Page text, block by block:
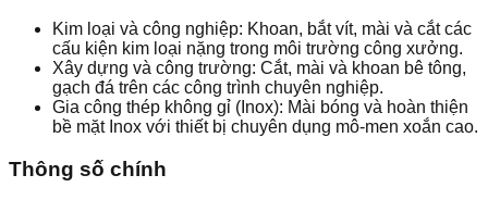
Kim loại và công nghiệp: Khoan, bắt vít, mài và cắt các
cấu kiện kim loại nặng trong môi trường công xưởng.
Xây dựng và công trường: Cắt, mài và khoan bê tông,
gạch đá trên các công trình chuyên nghiệp.
Gia công thép không gỉ (Inox): Mài bóng và hoàn thiện
bề mặt Inox với thiết bị chuyên dụng mô-men xoắn cao.
Thông số chính